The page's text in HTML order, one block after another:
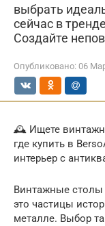
выбрать
сейчас в
Создайте
Опубликовано: 06
🕰️ Ищете
где купить в
интерьер с
Винтажные столы
это частицы
металле. Выбор